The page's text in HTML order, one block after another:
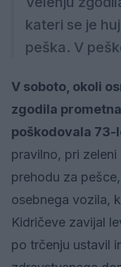
kateri se je
peška. V
V soboto, okoli
zgodila
poškodovala 73-
pravilno, pri
prehodu za
osebnega vozila,
Kidričeve zavijal
po trčenju ustavil